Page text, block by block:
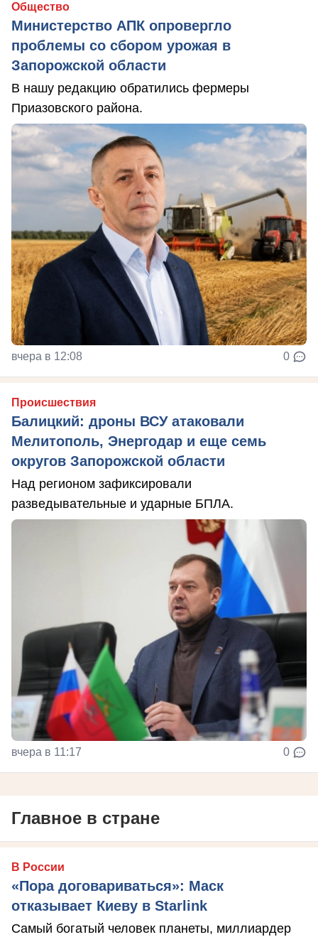
Общество
Министерство АПК опровергло
проблемы со сбором урожая в
Запорожской области
В нашу редакцию обратились фермеры
Приазовского района.
вчера в 12:08 0
Происшествия
Балицкий: дроны ВСУ атаковали
Мелитополь, Энергодар и еще семь
округов Запорожской области
Над регионом зафиксировали
разведывательные и ударные БПЛА.
вчера в 11:17 0
Главное в стране
В России
«Пора договариваться»: Маск
отказывает Киеву в Starlink
Самый богатый человек планеты, миллиардер